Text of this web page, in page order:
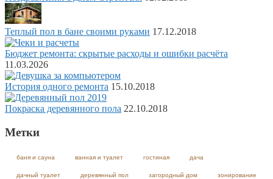
Теплый пол в бане своими руками 17.12.2018
Бюджет ремонта: скрытые расходы и ошибки расчёта
11.03.2026
История одного ремонта 15.10.2018
Покраска деревянного пола 22.10.2018
Метки
баня и сауна ванная и туалет гостиная дача
дачный туалет деревянный пол загородный дом зонирование